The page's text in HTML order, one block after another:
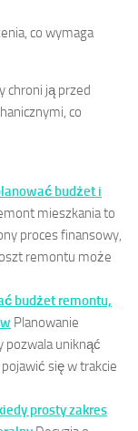
co wymaga
chroni ją przed
co
budżet i
mieszkania to
proces finansowy,
remontu może
budżet remontu,
Planowanie
pozwala uniknąć
się w trakcie
prosty zakres